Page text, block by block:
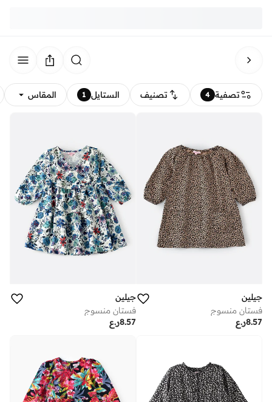
تصفية 4 تصنيف الستايل 1 المقاس
جيلين
فستان منسوج
ر.ع8.57
جيلين
فستان منسوج
ر.ع8.57